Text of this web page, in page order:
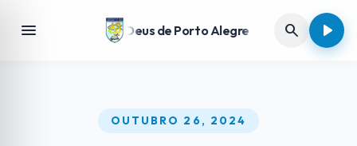
menu
Assembleia de Deus de Porto Alegre search play_arrow
OUTUBRO 26, 2024